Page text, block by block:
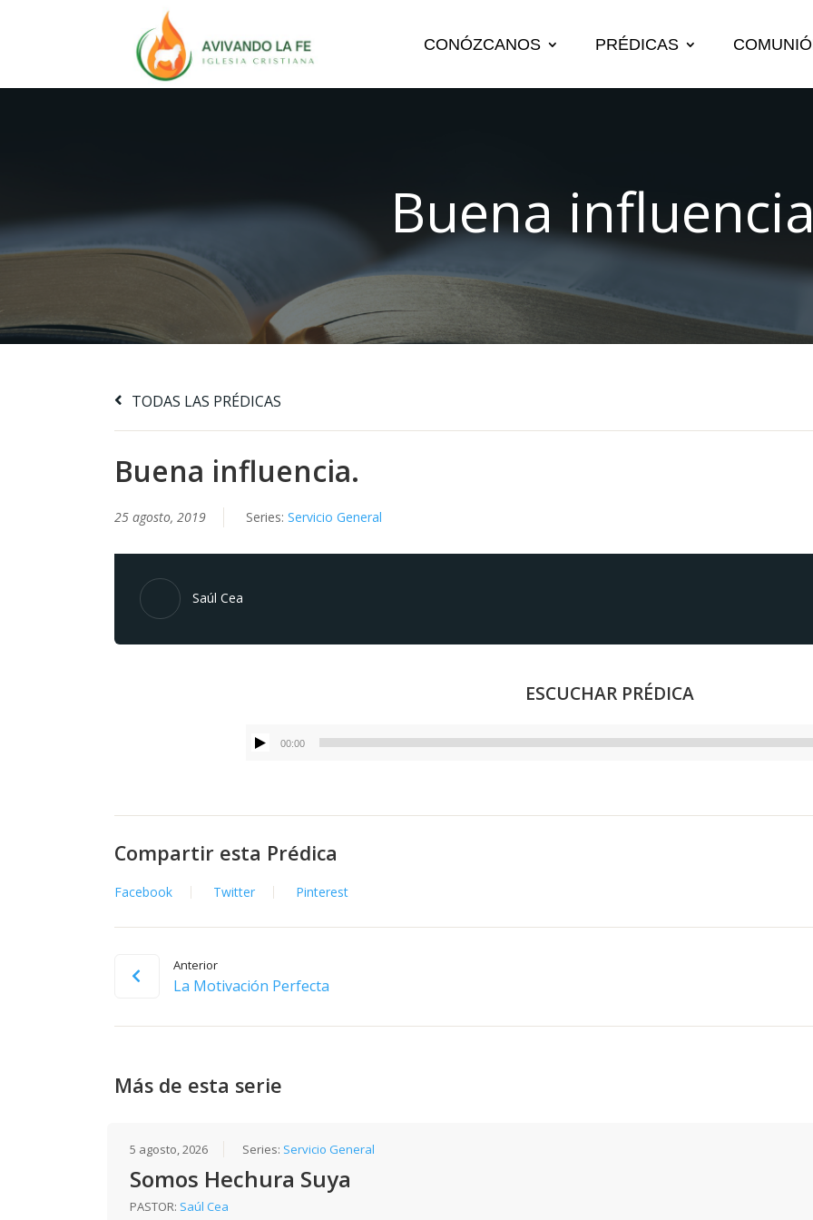
CONÓZCANOS PRÉDICAS
Buena
TODAS LAS PRÉDICAS
Buena influencia.
25 agosto, 2019 Series: Servicio General
Saúl Cea
ESCUCHAR PRÉDICA
Reproductor
00:00
Compartir esta Prédica
Facebook Twitter Pinterest
Anterior
La Motivación Perfecta
Más de esta serie
5 agosto, 2026 Series: Servicio General
Somos Hechura Suya
PASTOR: Saúl Cea